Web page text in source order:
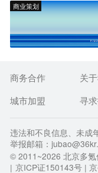
商业策划
商务合作 关
城市加盟
寻
违法和不良信息、未成
举报邮箱：
© 2011~2026 北京多
| 京ICP证150143号 |